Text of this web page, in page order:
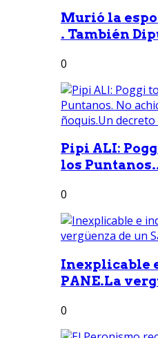
Murió la
. También
0
Pipi ALI:
los
0
Inexplicable
PANE.La
0